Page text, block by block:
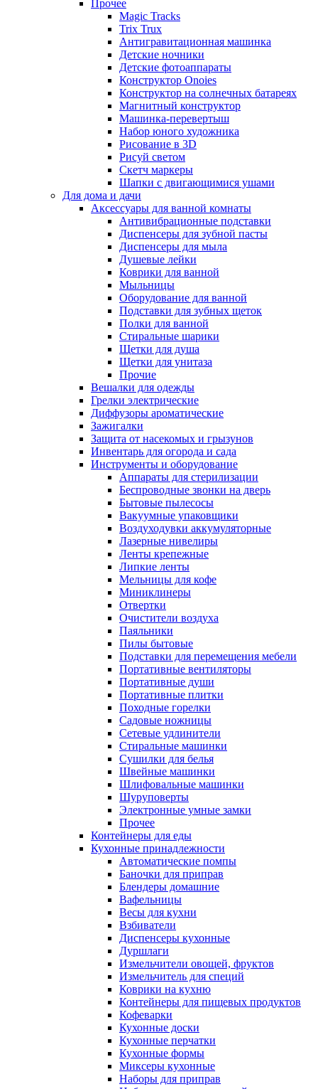
Прочее
Magic Tracks
Trix Trux
Антигравитационная машинка
Детские ночники
Детские фотоаппараты
Конструктор Onoies
Конструктор на солнечных батареях
Магнитный конструктор
Машинка-перевертыш
Набор юного художника
Рисование в 3D
Рисуй светом
Скетч маркеры
Шапки с двигающимися ушами
Для дома и дачи
Аксессуары для ванной комнаты
Антивибрационные подставки
Диспенсеры для зубной пасты
Диспенсеры для мыла
Душевые лейки
Коврики для ванной
Мыльницы
Оборудование для ванной
Подставки для зубных щеток
Полки для ванной
Стиральные шарики
Щетки для душа
Щетки для унитаза
Прочие
Вешалки для одежды
Грелки электрические
Диффузоры ароматические
Зажигалки
Защита от насекомых и грызунов
Инвентарь для огорода и сада
Инструменты и оборудование
Аппараты для стерилизации
Беспроводные звонки на дверь
Бытовые пылесосы
Вакуумные упаковщики
Воздуходувки аккумуляторные
Лазерные нивелиры
Ленты крепежные
Липкие ленты
Мельницы для кофе
Миниклинеры
Отвертки
Очистители воздуха
Паяльники
Пилы бытовые
Подставки для перемещения мебели
Портативные вентиляторы
Портативные души
Портативные плитки
Походные горелки
Садовые ножницы
Сетевые удлинители
Стиральные машинки
Сушилки для белья
Швейные машинки
Шлифовальные машинки
Шуруповерты
Электронные умные замки
Прочее
Контейнеры для еды
Кухонные принадлежности
Автоматические помпы
Баночки для приправ
Блендеры домашние
Вафельницы
Весы для кухни
Взбиватели
Диспенсеры кухонные
Дуршлаги
Измельчители овощей, фруктов
Измельчитель для специй
Коврики на кухню
Контейнеры для пищевых продуктов
Кофеварки
Кухонные доски
Кухонные перчатки
Кухонные формы
Миксеры кухонные
Наборы для приправ